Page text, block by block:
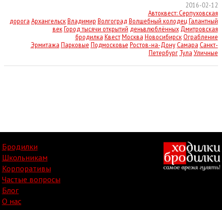
2016-02-12
Автоквест: Серпуховская
дорога Архангельск Владимир Волгоград Волшебный колодец Галантный
век Город тысячи открытий деньвлюблённых Дмитровская
бродилка Квест Москва Новосибирск Ограбление
Эрмитажа Парковые Подмосковье Ростов-на-Дону Самара Санкт-
Петербург Тула Уличные
Бродилки
Школьникам
Корпоративы
Частые вопросы
Блог
О нас